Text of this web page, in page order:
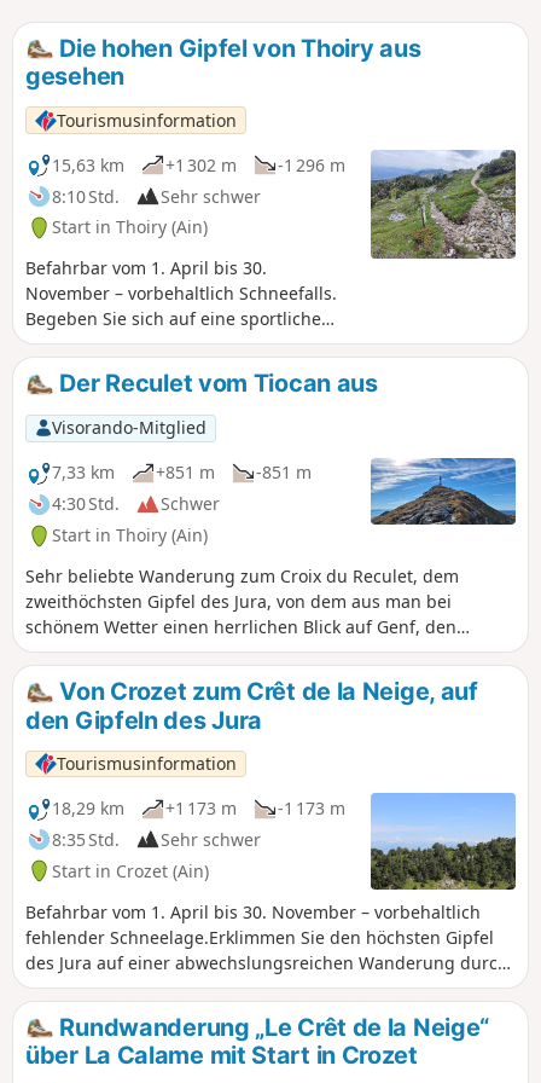
Die hohen Gipfel von Thoiry aus
gesehen
Tourismusinformation
15,63 km
+1 302 m
-1 296 m
8:10 Std.
Sehr schwer
Start in Thoiry (Ain)
Befahrbar vom 1. April bis 30.
November – vorbehaltlich Schneefalls.
Begeben Sie sich auf eine sportliche
Rundwanderung mit herrlichem
Ausblick über die Gipfel des Reculet
und des Crêt de la Neige, die höchsten
Gipfel des Jura-Massivs. Diese
anspruchsvolle Tour bietet eine große
Vielfalt an Landschaften: Jura-Wälder,
offene Bergkämme und weite
Almwiesen. Von den Höhen aus
genießen Sie einen 360°-Panoramablick
auf den Mont Blanc, den Genfer See,
Genf und das Valserine-Tal.Die Route
führt durch den Regionalen Naturpark
Haut-Jura und das Nationale
Naturschutzgebiet Haute Chaîne du
Jura: Hunde sind verboten, auch wenn
sie an der Leine geführt werden. Bitte
halten Sie sich an die geltenden
Vorschriften, um diese bemerkenswerte
Umgebung zu schützen.
Der Reculet vom Tiocan aus
Visorando-Mitglied
7,33 km
+851 m
-851 m
4:30 Std.
Schwer
Start in Thoiry (Ain)
Sehr beliebte Wanderung zum Croix du Reculet, dem
zweithöchsten Gipfel des Jura, von dem aus man bei
schönem Wetter einen herrlichen Blick auf Genf, den
Genfer See, den Mont Blanc und die gesamten Alpen hat.
Für Geocacher gibt es entlang der Wanderung einige
Caches.Von Crozet zum Crêt de la Neige, auf
den Gipfeln des Jura
Tourismusinformation
18,29 km
+1 173 m
-1 173 m
8:35 Std.
Sehr schwer
Start in Crozet (Ain)
Befahrbar vom 1. April bis 30. November – vorbehaltlich
fehlender Schneelage.Erklimmen Sie den höchsten Gipfel
des Jura auf einer abwechslungsreichen Wanderung durch
Wälder, über offene Bergkämme und mit herrlichem
Panoramablick auf das Genfer Seebecken und bei klarem
Wetter sogar auf den Mont Blanc. Die Route wechselt
zwischen Schatten und Licht und bietet ein wunderschönes
Rundwanderung „Le Crêt de la Neige“
über La Calame mit Start in Crozet